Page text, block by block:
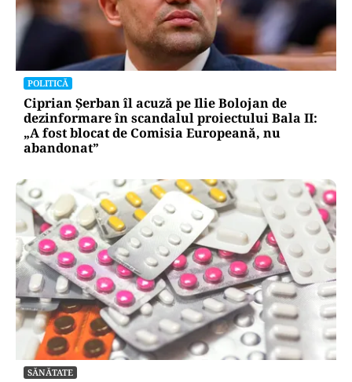
POLITICĂ
Ciprian Șerban îl acuză pe Ilie Bolojan de
dezinformare în scandalul proiectului Bala II:
„A fost blocat de Comisia Europeană, nu
abandonat”
SĂNĂTATE